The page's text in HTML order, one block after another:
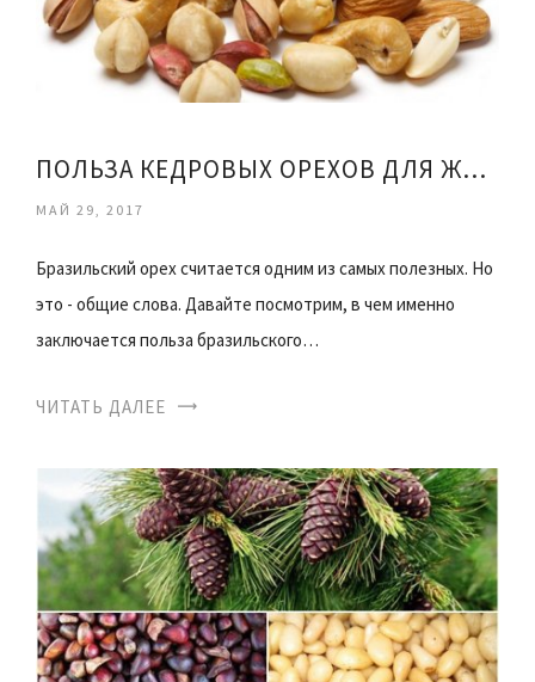
ПОЛЬЗА КЕДРОВЫХ ОРЕХОВ ДЛЯ ЖЕНЩИН КАК УПОТРЕБЛЯТЬ
МАЙ 29, 2017
Бразильский орех считается одним из самых полезных. Но
это - общие слова. Давайте посмотрим, в чем именно
заключается польза бразильского…
ЧИТАТЬ ДАЛЕЕ